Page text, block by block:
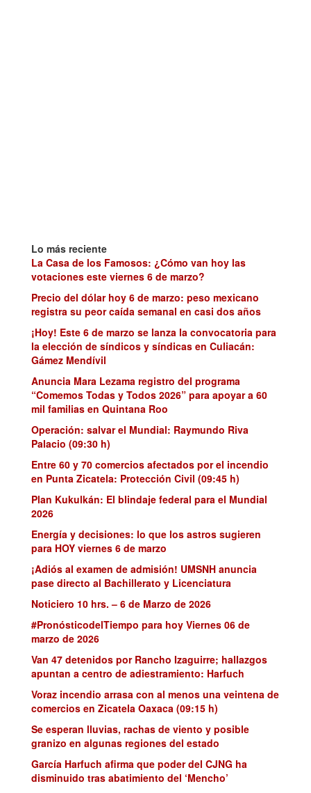
Lo más reciente
La Casa de los Famosos: ¿Cómo van hoy las
votaciones este viernes 6 de marzo?
Precio del dólar hoy 6 de marzo: peso mexicano
registra su peor caída semanal en casi dos años
¡Hoy! Este 6 de marzo se lanza la convocatoria para
la elección de síndicos y síndicas en Culiacán:
Gámez Mendívil
Anuncia Mara Lezama registro del programa
“Comemos Todas y Todos 2026” para apoyar a 60
mil familias en Quintana Roo
Operación: salvar el Mundial: Raymundo Riva
Palacio (09:30 h)
Entre 60 y 70 comercios afectados por el incendio
en Punta Zicatela: Protección Civil (09:45 h)
Plan Kukulkán: El blindaje federal para el Mundial
2026
Energía y decisiones: lo que los astros sugieren
para HOY viernes 6 de marzo
¡Adiós al examen de admisión! UMSNH anuncia
pase directo al Bachillerato y Licenciatura
Noticiero 10 hrs. – 6 de Marzo de 2026
#PronósticodelTiempo para hoy Viernes 06 de
marzo de 2026
Van 47 detenidos por Rancho Izaguirre; hallazgos
apuntan a centro de adiestramiento: Harfuch
Voraz incendio arrasa con al menos una veintena de
comercios en Zicatela Oaxaca (09:15 h)
Se esperan lluvias, rachas de viento y posible
granizo en algunas regiones del estado
García Harfuch afirma que poder del CJNG ha
disminuido tras abatimiento del ‘Mencho’